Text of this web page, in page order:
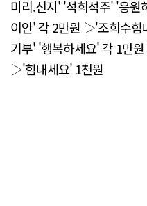
미리.신지' '석희석주' '응
이안' 각 2만원 ▷'조희수힘
기부' '행복하세요' 각 1만
▷'힘내세요' 1천원